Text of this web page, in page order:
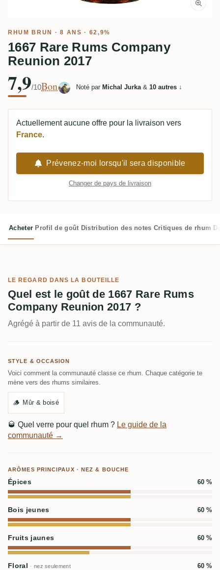
RHUM BRUN · 8 ANS · 62,9%
1667 Rare Rums Company
Reunion 2017
7,9/10Bon Noté par Michal Jurka& 10 autres ↓
Actuellement aucune offre pour la livraison vers
France.
Prévenez-moi lorsqu'il sera disponible
Changer de pays de livraison
Acheter Profil de goût Distribution des notes Critiques de rhum
LE REGARD DANS LA BOUTEILLE
Quel est le goût de 1667 Rare Rums
Company Reunion 2017 ?
Agrégé à partir de 11 avis de la communauté.
STYLE & OCCASION
Voici comment la communauté classe ce rhum. Chaque catégorie te
mène vers des rhums similaires.
🪵 Mûr & boisé
🥃 Quel verre pour quel rhum ? Le guide de la
communauté →
ARÔMES PRINCIPAUX · NEZ & BOUCHE
Épices 60 %
Bois jeunes 60 %
Fruits jaunes 60 %
Floral · nez seulement 60 %